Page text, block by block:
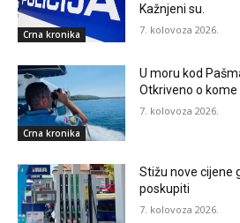
Crna kronika
Kažnjeni su.
7. kolovoza 2026.
Crna kronika
U moru kod
Otkriveno o kome
7. kolovoza 2026.
Stižu nove cijene
poskupiti
7. kolovoza 2026.